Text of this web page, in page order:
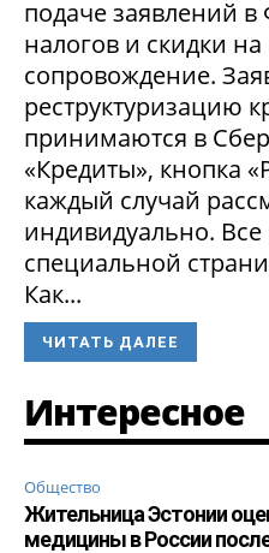
подаче заявлений
налогов и скидки
сопровождение.
реструктуризацию
принимаются в
«Кредиты», кнопка
каждый случай
индивидуально.
специальной
Как...
ЧИТАТЬ ДАЛЕЕ
Интересное
Общество
Жительница Эстонии
медицины в России